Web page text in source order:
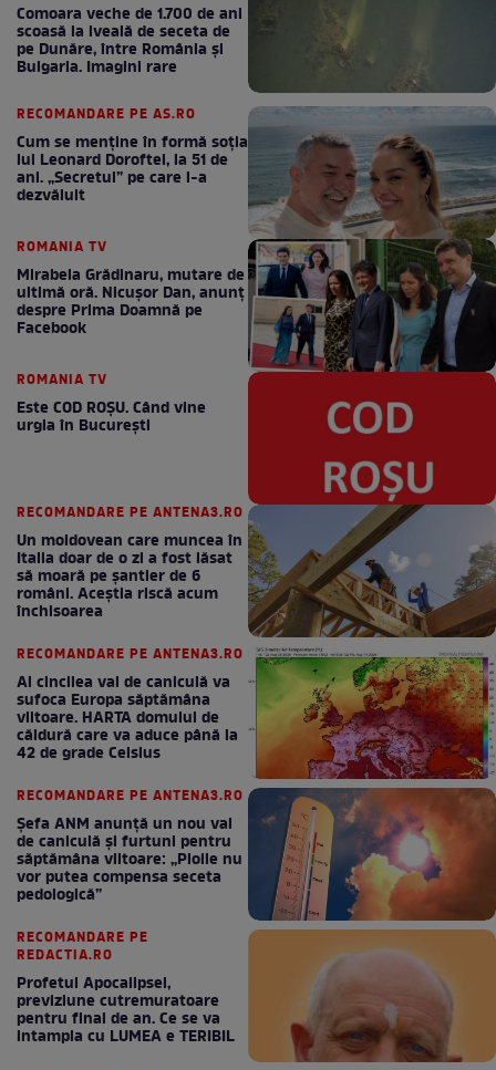
Comoara veche de 1.700 de ani
scoasă la iveală de seceta de
pe Dunăre, între România şi
Bulgaria. Imagini rare
RECOMANDARE PE AS.RO
Cum se menţine în formă soţia
lui Leonard Doroftei, la 51 de
ani. „Secretul” pe care l-a
dezvăluit
ROMANIA TV
Mirabela Grădinaru, mutare de
ultimă oră. Nicuşor Dan, anunţ
despre Prima Doamnă pe
Facebook
ROMANIA TV
Este COD ROŞU. Când vine
urgia în Bucureşti
RECOMANDARE PE ANTENA3.RO
Un moldovean care muncea în
Italia doar de o zi a fost lăsat
să moară pe şantier de 6
români. Aceștia riscă acum
închisoarea
RECOMANDARE PE ANTENA3.RO
Al cincilea val de caniculă va
sufoca Europa săptămâna
viitoare. HARTA domului de
căldură care va aduce până la
42 de grade Celsius
RECOMANDARE PE ANTENA3.RO
Șefa ANM anunță un nou val
de caniculă și furtuni pentru
săptămâna viitoare: „Ploile nu
vor putea compensa seceta
pedologică”
RECOMANDARE PE
REDACTIA.RO
Profetul Apocalipsei,
previziune cutremuratoare
pentru final de an. Ce se va
intampla cu LUMEA e TERIBIL